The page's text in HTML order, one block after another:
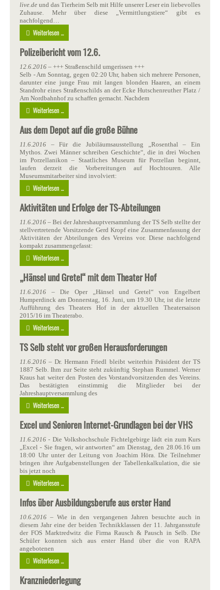
live.de und das Tierheim Selb mit Hilfe unserer Leser ein liebevolles
Zuhause. Mehr über diese „Vermittlungstiere“ gibt es
nachfolgend…
Weiterlesen ...
Polizeibericht vom 12.6.
12.6.2016 – +++ Straßenschild umgerissen +++
Selb - Am Sonntag, gegen 02:20 Uhr, haben sich mehrere Personen,
darunter eine junge Frau mit langen blonden Haaren, an einem
Standrohr eines Straßenschilds an der Ecke Hutschenreuther Platz /
Am Nordbahnhof zu schaffen gemacht. Nachdem
Weiterlesen ...
Aus dem Depot auf die große Bühne
11.6.2016 – Für die Jubiläumsausstellung „Rosenthal – Ein
Mythos. Zwei Männer schreiben Geschichte“, die in drei Wochen
im Porzellanikon – Staatliches Museum für Porzellan beginnt,
laufen derzeit die Vorbereitungen auf Hochtouren. Alle
Museumsmitarbeiter sind involviert:
Weiterlesen ...
Aktivitäten und Erfolge der TS-Abteilungen
11.6.2016 – Bei der Jahreshauptversammlung der TS Selb stellte der
stellvertretende Vorsitzende Gerd Kropf eine Zusammenfassung der
Aktivitäten der Abteilungen des Vereins vor. Diese nachfolgend
kompakt zusammengefasst:
Weiterlesen ...
„Hänsel und Gretel“ mit dem Theater Hof
11.6.2016 – Die Oper „Hänsel und Gretel“ von Engelbert
Humperdinck am Donnerstag, 16. Juni, um 19.30 Uhr, ist die letzte
Aufführung des Theaters Hof in der aktuellen Theatersaison
2015/16 im Theaterabo.
Weiterlesen ...
TS Selb steht vor großen Herausforderungen
11.6.2016 – Dr. Hermann Friedl bleibt weiterhin Präsident der TS
1887 Selb. Ihm zur Seite steht zukünftig Stephan Rummel. Werner
Kraus hat weiter den Posten des Vorstandvorsitzenden des Vereins.
Das bestätigten einstimmig die Mitglieder bei der
Jahreshauptversammlung des
Weiterlesen ...
Excel und Senioren Internet-Grundlagen bei der VHS
11.6.2016 - Die Volkshochschule Fichtelgebirge lädt ein zum Kurs
„Excel - Sie fragen, wir antworten“ am Dienstag, den 28.06.16 um
18:00 Uhr unter der Leitung von Joachim Höra. Die Teilnehmer
bringen ihre Aufgabenstellungen der Tabellenkalkulation, die sie
bis jetzt noch
Weiterlesen ...
Infos über Ausbildungsberufe aus erster Hand
10.6.2016 – Wie in den vergangenen Jahren besuchte auch in
diesem Jahr eine der beiden Technikklassen der 11. Jahrgansstufe
der FOS Marktredwitz die Firma Rausch & Pausch in Selb. Die
Schüler konnten sich aus erster Hand über die von RAPA
angebotenen
Weiterlesen ...
Kranzniederlegung